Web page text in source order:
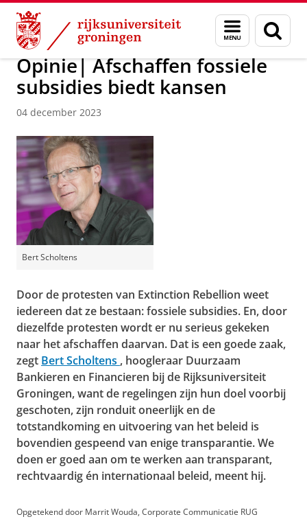
Skip
Content
Skip
Navigation
Menu
en
zoeken
Over ons Actueel Nieuws
Opinie| Afschaffen fossiele
subsidies biedt kansen
04 december 2023
Bert Scholtens
Door de protesten van Extinction Rebellion weet
iedereen dat ze bestaan: fossiele subsidies. En, door
diezelfde protesten wordt er nu serieus gekeken
naar het afschaffen daarvan. Dat is een goede zaak,
zegt Bert Scholtens , hoogleraar Duurzaam
Bankieren en Financieren bij de Rijksuniversiteit
Groningen, want de regelingen zijn hun doel voorbij
geschoten, zijn ronduit oneerlijk en de
totstandkoming en uitvoering van het beleid is
bovendien gespeend van enige transparantie. We
doen er goed aan om te werken aan transparant,
rechtvaardig én internationaal beleid, meent hij.
Opgetekend door Marrit Wouda, Corporate Communicatie RUG